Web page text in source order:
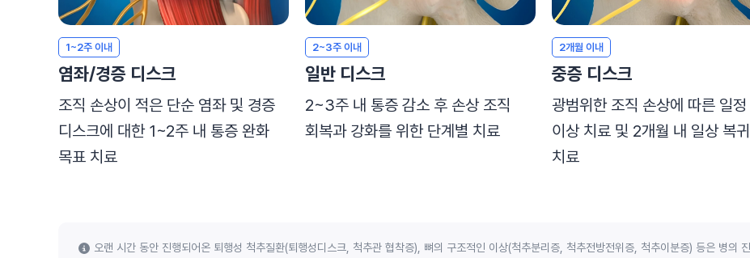
염좌/경증 디스크
1~2주 이내
조직 손상이 적은 단순 염좌 및 경증
디스크에 대한 1~2주 내 통증 완화
목표 치료
일반 디스크
2~3주 이내
2~3주 내 통증 감소 후 손상 조직
회복과 강화를 위한 단계별 치료
중증 디스크
2개월 이내
광범위한 조직 손상에 따른 일
이상 치료 및 2개월 내 일상 복
치료
오랜 시간 동안 진행되어온 퇴행성 척추질환(퇴행성디스크, 척추관 협착증), 뼈의 구조적인 이상(척추분리증, 척추전방전위증, 척추이분증) 등은 병의